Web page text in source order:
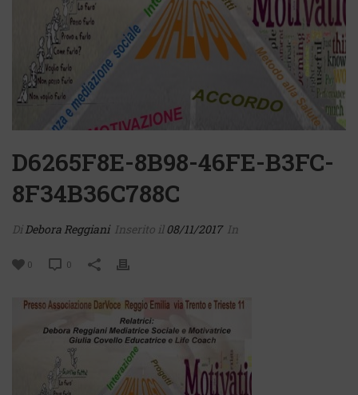
D6265F8E-8B98-46FE-B3FC-
8F34B36C788C
Di Debora Reggiani Inserito il08/11/2017 In
0 0